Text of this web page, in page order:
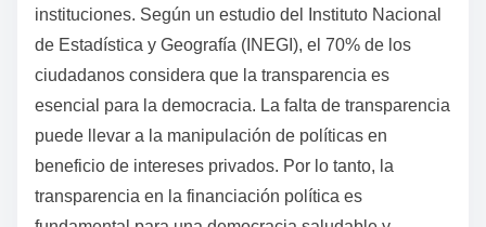
instituciones. Según un estudio del Instituto Nacional
de Estadística y Geografía (INEGI), el 70% de los
ciudadanos considera que la transparencia es
esencial para la democracia. La falta de transparencia
puede llevar a la manipulación de políticas en
beneficio de intereses privados. Por lo tanto, la
transparencia en la financiación política es